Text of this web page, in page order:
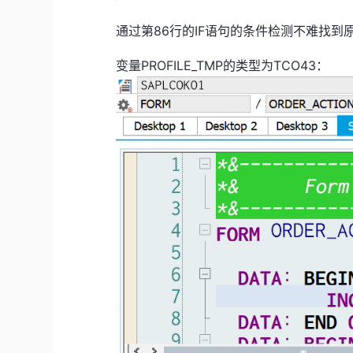
通过第86行的IF语句的条件检测不难找到
变量PROFILE_TMP的类型为TCO43：